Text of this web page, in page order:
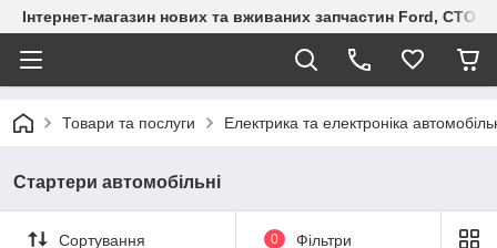
Інтернет-магазин нових та вживаних запчастин Ford, СТО
Товари та послуги Електрика та електроніка
Стартери автомобільні
Сортування 0 Фільтри